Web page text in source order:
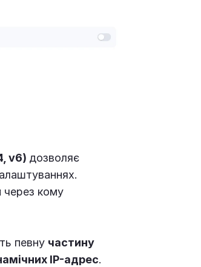
v6) дозволяє
через кому
певну частину
IP-адрес.